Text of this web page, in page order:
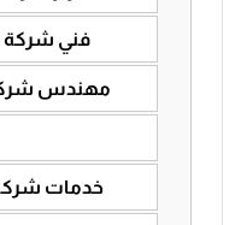
فني شركة
مهندس
خدمات